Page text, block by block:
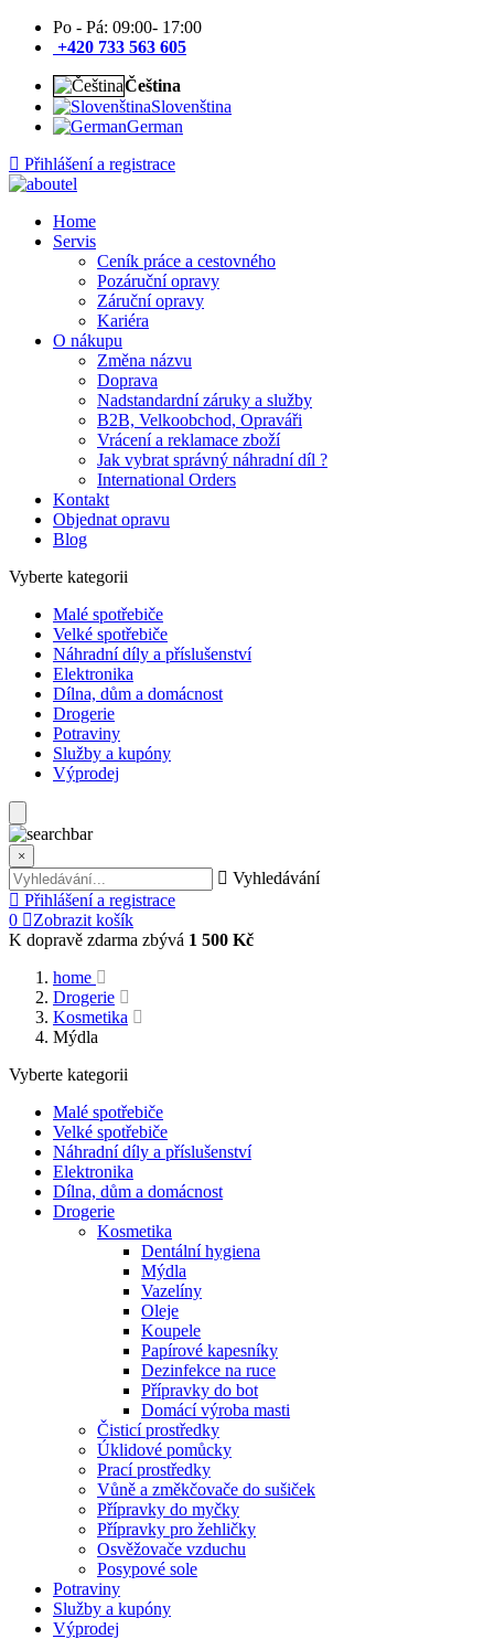
Po - Pá: 09:00- 17:00
+420 733 563 605
Čeština
Slovenština
German
Přihlášení a registrace
Home
Servis
Ceník práce a cestovného
Pozáruční opravy
Záruční opravy
Kariéra
O nákupu
Změna názvu
Doprava
Nadstandardní záruky a služby
B2B, Velkoobchod, Opraváři
Vrácení a reklamace zboží
Jak vybrat správný náhradní díl ?
International Orders
Kontakt
Objednat opravu
Blog
Vyberte kategorii
Malé spotřebiče
Velké spotřebiče
Náhradní díly a příslušenství
Elektronika
Dílna, dům a domácnost
Drogerie
Potraviny
Služby a kupóny
Výprodej
×
Vyhledávání
Přihlášení a registrace
0
Zobrazit košík
K dopravě zdarma zbývá 1 500 Kč
home
Drogerie
Kosmetika
Mýdla
Vyberte kategorii
Malé spotřebiče
Velké spotřebiče
Náhradní díly a příslušenství
Elektronika
Dílna, dům a domácnost
Drogerie
Kosmetika
Dentální hygiena
Mýdla
Vazelíny
Oleje
Koupele
Papírové kapesníky
Dezinfekce na ruce
Přípravky do bot
Domácí výroba masti
Čisticí prostředky
Úklidové pomůcky
Prací prostředky
Vůně a změkčovače do sušiček
Přípravky do myčky
Přípravky pro žehličky
Osvěžovače vzduchu
Posypové sole
Potraviny
Služby a kupóny
Výprodej